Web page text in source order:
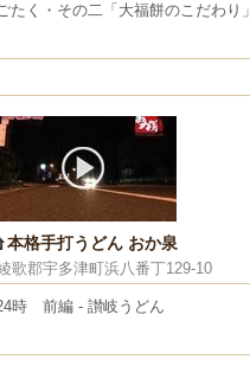
たく・その二「大福餅のこだわり」
本格手打うどん おか泉
歌郡宇多津町浜八番丁129-10
時 前編 - 讃岐うどん